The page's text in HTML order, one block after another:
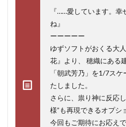
『……愛しています。幸
ね』
ーーーーー
ゆずソフトがおくる大
花』より、 穂織にある
「朝武芳乃」を1/7ス
たしました。
さらに、祟り神に反応
様”も再現できるオプシ
今回もご期待にお応え